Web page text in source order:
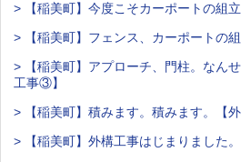
> 【稲美町】今度こそカーポートの組
> 【稲美町】フェンス、カーポートの
> 【稲美町】アプローチ、門柱。なん
工事③】
> 【稲美町】積みます。積みます。【
> 【稲美町】外構工事はじまりました